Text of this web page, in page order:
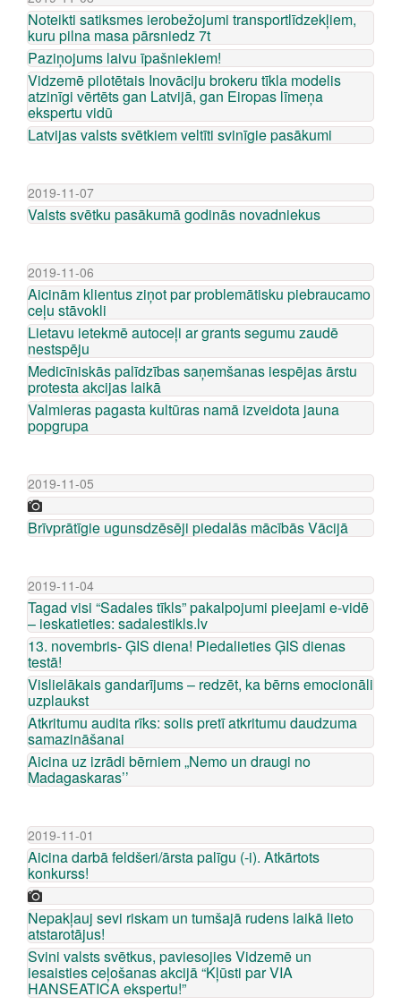
Noteikti satiksmes ierobežojumi transportlīdzekļiem,
kuru pilna masa pārsniedz 7t
Paziņojums laivu īpašniekiem!
Vidzemē pilotētais Inovāciju brokeru tīkla modelis
atzinīgi vērtēts gan Latvijā, gan Eiropas līmeņa
ekspertu vidū
Latvijas valsts svētkiem veltīti svinīgie pasākumi
2019-11-07
Valsts svētku pasākumā godinās novadniekus
2019-11-06
Aicinām klientus ziņot par problemātisku piebraucamo
ceļu stāvokli
Lietavu ietekmē autoceļi ar grants segumu zaudē
nestspēju
Medicīniskās palīdzības saņemšanas iespējas ārstu
protesta akcijas laikā
Valmieras pagasta kultūras namā izveidota jauna
popgrupa
2019-11-05
Brīvprātīgie ugunsdzēsēji piedalās mācībās Vācijā
2019-11-04
Tagad visi “Sadales tīkls” pakalpojumi pieejami e-vidē
– ieskatieties: sadalestikls.lv
13. novembris- ĢIS diena! Piedalieties ĢIS dienas
testā!
Vislielākais gandarījums – redzēt, ka bērns emocionāli
uzplaukst
Atkritumu audita rīks: solis pretī atkritumu daudzuma
samazināšanai
Aicina uz izrādi bērniem „Nemo un draugi no
Madagaskaras’’
2019-11-01
Aicina darbā feldšeri/ārsta palīgu (-i). Atkārtots
konkurss!
Nepakļauj sevi riskam un tumšajā rudens laikā lieto
atstarotājus!
Svini valsts svētkus, paviesojies Vidzemē un
iesaisties ceļošanas akcijā “Kļūsti par VIA
HANSEATICA ekspertu!”